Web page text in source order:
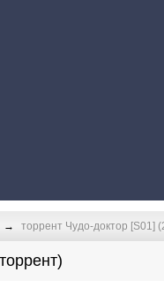
торрент Чудо-доктор [S01]